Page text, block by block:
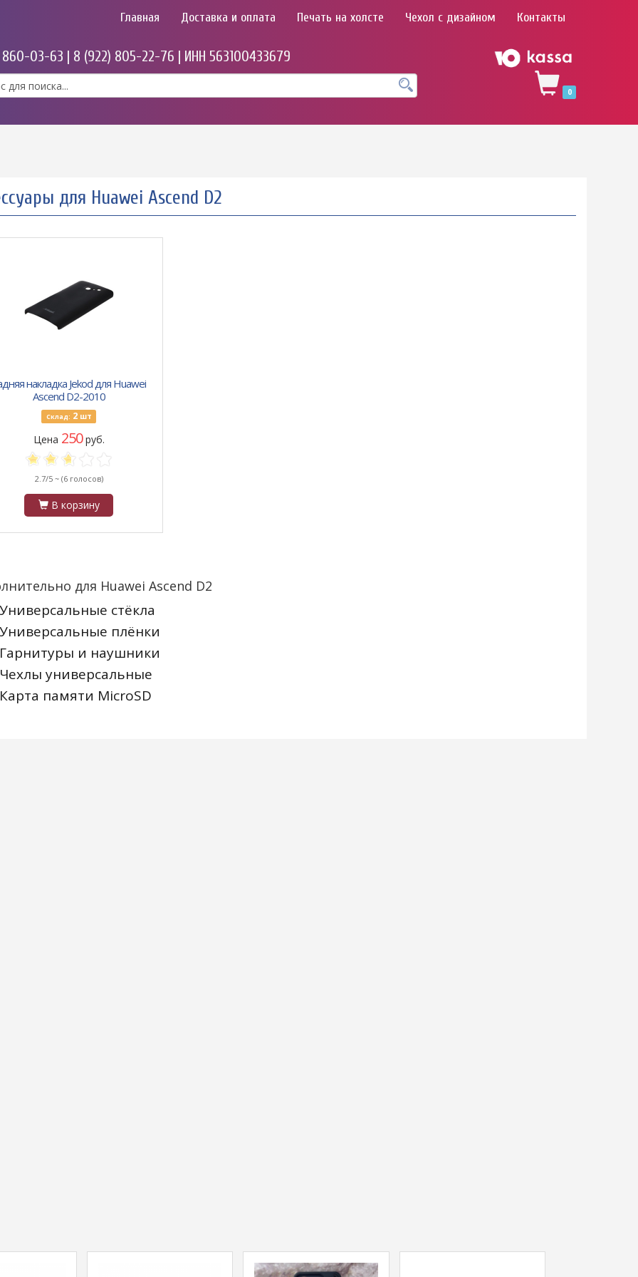
Главная Доставка и оплата Печать на холсте Чехол с дизайном Контакты
860-03-63 | 8 (922) 805-22-76 | ИНН 563100433679
0
для Huawei Ascend D2
накладка Jekod для Huawei
Ascend D2-2010
Склад: 2шт
Цена 250руб.
2.7/5 ~ (6 голосов)
В корзину
для Huawei Ascend D2
Универсальные стёкла
Универсальные плёнки
Гарнитуры и наушники
Чехлы универсальные
Карта памяти MicroSD